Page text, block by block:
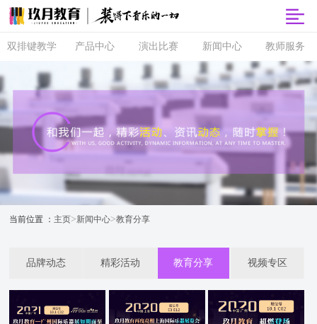
双排键教学
双排键
课程体系
直营校区
音协考级
双排键升级
产品中心
玖月商城
玖月智能音
玖月琴房
玖月琴房云
玖月·音悦岛
演出比赛
音乐会
央视演出
玖乐团
新闻中心
品牌动态
精彩活动
教育分享
视频专区
教师服务
师资培训
玖月教师俱
师资查询
全国师资招
当前位置 ： 主页>新闻中心>教育分享
品牌动态 精彩活动 教育分享 视频专区